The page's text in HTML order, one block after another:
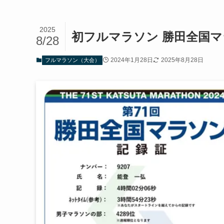
初フルマラソン 勝田全国
2025
8/28
フルマラソン（大会） 2024年1月28日 2025年8月28日